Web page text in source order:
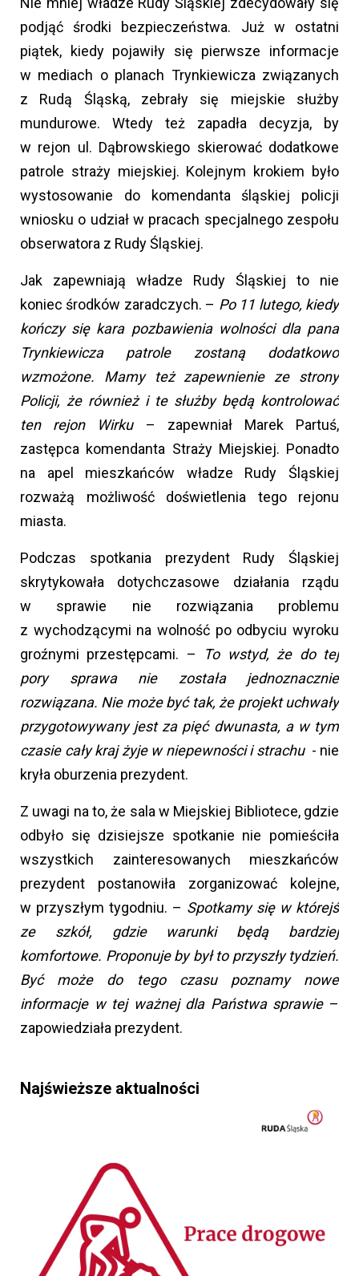
podjąć środki bezpieczeństwa. Już w ostatni
piątek, kiedy pojawiły się pierwsze informacje
w mediach o planach Trynkiewicza związanych
z Rudą Śląską, zebrały się miejskie służby
mundurowe. Wtedy też zapadła decyzja, by
w rejon ul. Dąbrowskiego skierować dodatkowe
patrole straży miejskiej. Kolejnym krokiem było
wystosowanie do komendanta śląskiej policji
wniosku o udział w pracach specjalnego zespołu
obserwatora z Rudy Śląskiej.
Jak zapewniają władze Rudy Śląskiej to nie
koniec środków zaradczych. – Po 11 lutego, kiedy
kończy się kara pozbawienia wolności dla pana
Trynkiewicza patrole zostaną dodatkowo
wzmożone. Mamy też zapewnienie ze strony
Policji, że również i te służby będą kontrolować
ten rejon Wirku– zapewniał Marek Partuś,
zastępca komendanta Straży Miejskiej. Ponadto
na apel mieszkańców władze Rudy Śląskiej
rozważą możliwość doświetlenia tego rejonu
miasta.
Podczas spotkania prezydent Rudy Śląskiej
skrytykowała dotychczasowe działania rządu
w sprawie nie rozwiązania problemu
z wychodzącymi na wolność po odbyciu wyroku
groźnymi przestępcami. –
To wstyd, że do tej
pory sprawa nie została jednoznacznie
rozwiązana. Nie może być tak, że projekt uchwały
przygotowywany jest za pięć dwunasta, a w tym
czasie cały kraj żyje w niepewności i strachu- nie
kryła oburzenia prezydent.
Z uwagi na to, że sala w Miejskiej Bibliotece, gdzie
odbyło się dzisiejsze spotkanie nie pomieściła
wszystkich zainteresowanych mieszkańców
prezydent postanowiła zorganizować kolejne,
w przyszłym tygodniu. – Spotkamy się w którejś
ze szkół, gdzie warunki będą bardziej
komfortowe. Proponuje by był to przyszły tydzień.
Być może do tego czasu poznamy nowe
informacje w tej ważnej dla Państwa sprawie–
zapowiedziała prezydent.
Najświeższe aktualności